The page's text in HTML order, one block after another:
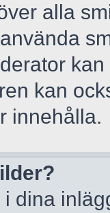
alla
kan
innehålla.
dina